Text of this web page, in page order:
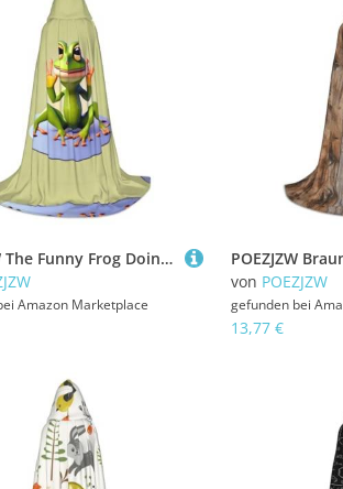
POEZJZW The Funny Frog Doing Yoga Pattern Hooded Cloak Robe Costume Cloak For Adult Men Women Christmas Hoodies Cape Cosplay Costumes L
Amazon Marketplace
von POEZJZW
gefunden bei
13,77 €